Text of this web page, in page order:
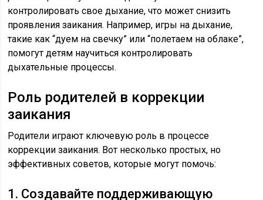
контролировать свое дыхание, что может снизить
проявления заикания. Например, игры на дыхание,
такие как “дуем на свечку” или “полетаем на облаке”,
помогут детям научиться контролировать
дыхательные процессы.
Роль родителей в коррекции
заикания
Родители играют ключевую роль в процессе
коррекции заикания. Вот несколько простых, но
эффективных советов, которые могут помочь:
1. Создавайте поддерживающую